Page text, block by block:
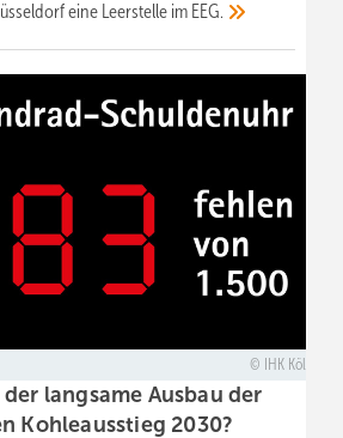
eine Leerstelle im EEG.
IHK Köln
langsame Ausbau der
Kohleausstieg 2030?